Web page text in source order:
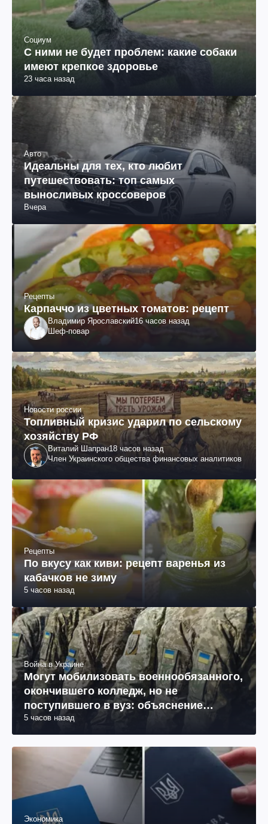
Социум
С ними не будет проблем: какие собаки
имеют крепкое здоровье
23 часа назад
Авто
Идеальны для тех, кто любит
путешествовать: топ самых
выносливых кроссоверов
Вчера
Рецепты
Карпаччо из цветных томатов: рецепт
Владимир Ярославский16 часов назад
Шеф-повар
Новости россии
Топливный кризис ударил по сельскому
хозяйству РФ
Виталий Шапран18 часов назад
Член Украинского общества финансовых аналитиков
Рецепты
По вкусу как киви: рецепт варенья из
кабачков не зиму
5 часов назад
Война в Украине
Могут мобилизовать военнообязанного,
окончившего колледж, но не
поступившего в вуз: объяснение
юриста
5 часов назад
Экономика